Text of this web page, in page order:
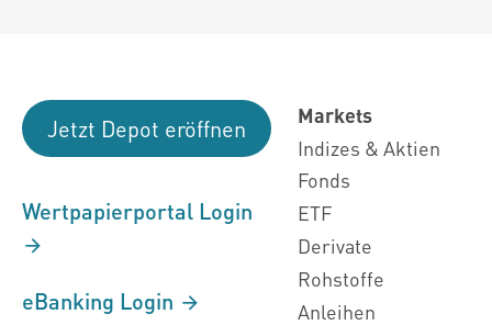
Jetzt Depot eröffnen
Wertpapierportal Login
eBanking Login
Markets
Indizes & Aktien
Fonds
ETF
Derivate
Rohstoffe
Anleihen